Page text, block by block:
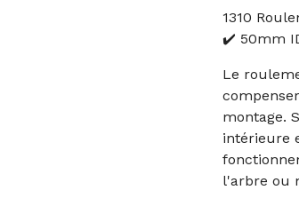
1310
✔️ 50mm
Le
montage.
intérieure
l'arbre ou